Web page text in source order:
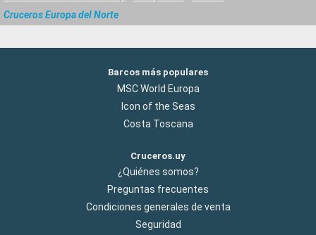
Cruceros Europa del Norte
Barcos más populares
MSC World Europa
Icon of the Seas
Costa Toscana
Cruceros.uy
¿Quiénes somos?
Preguntas frecuentes
Condiciones generales de venta
Seguridad